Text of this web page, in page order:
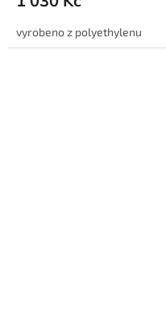
vyrobeno z polyethylenu